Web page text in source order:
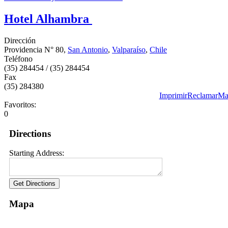
Hotel Alhambra
Dirección
Providencia N° 80, San Antonio, Valparaíso, Chile
Teléfono
(35) 284454 / (35) 284454
Fax
(35) 284380
ImprimirReclamar
Favoritos:
0
Directions
Starting Address:
Mapa